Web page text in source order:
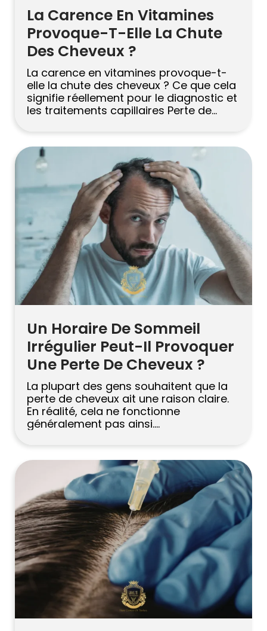
La Carence En Vitamines
Provoque-T-Elle La Chute
Des Cheveux ?
La carence en vitamines provoque-t-
elle la chute des cheveux ? Ce que cela
signifie réellement pour le diagnostic et
les traitements capillaires Perte de
seule chose. La génétique, les
hormones, le stress, la maladie et les
carences nutritionnelles peuvent tous
jouer un rôle, c’est pourquoi un même
symptôme peut […]
Un Horaire De Sommeil
Irrégulier Peut-Il Provoquer
Une Perte De Cheveux ?
La plupart des gens souhaitent que la
perte de cheveux ait une raison claire.
En réalité, cela ne fonctionne
généralement pas ainsi.
lié à la génétique, au stress, à des
carences nutritionnelles, à des
problèmes hormonaux, à une maladie,
à des problèmes de cuir chevelu ou à
une combinaison de […]